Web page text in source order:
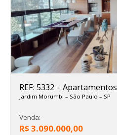
REF: 5332 – Apartamentos
Jardim Morumbi – São Paulo – SP
Venda:
R$ 3.090.000,00